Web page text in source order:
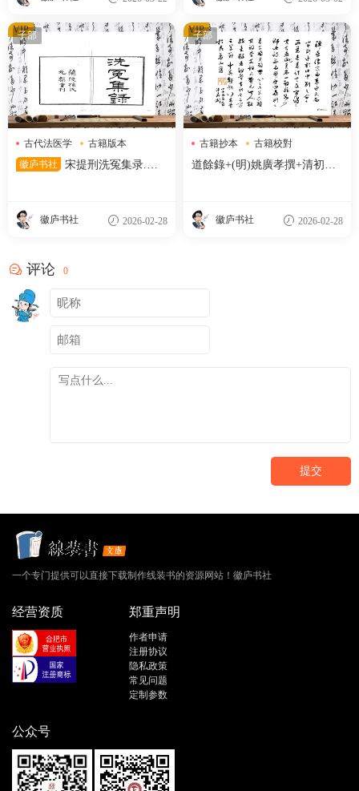
子部
古代法医学
古籍版本
孙星衍
徽庐书社
宋提刑洗冤集录.五
校
徽庐书社 2026-02-28
VIP 子部
古籍抄本
古籍校對
明代刻本
道餘錄+(明)姚廣孝撰+清初抄
徽庐书社 2026-02-28
VIP
评论 0
提交
一个专门提供可以直接下载制作线装书的资源网站！徽庐书社
经营资质 郑重声明
作者申请
注册协议
隐私政策
常见问题
定制参数
公众号